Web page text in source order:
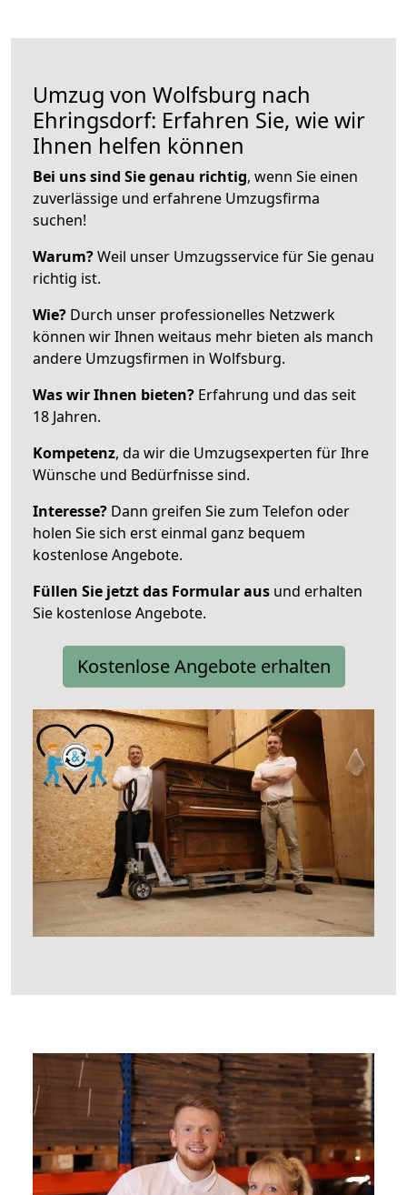
Umzug von Wolfsburg nach
Ehringsdorf: Erfahren Sie, wie wir
Ihnen helfen können
Bei uns sind Sie genau richtig, wenn Sie einen
zuverlässige und erfahrene Umzugsfirma
suchen!
Warum?Weil unser Umzugsservice für Sie genau
richtig ist.
Wie? Durch unser professionelles Netzwerk
können wir Ihnen weitaus mehr bieten als manch
andere Umzugsfirmen in Wolfsburg.
Was wir Ihnen bieten? Erfahrung und das seit
18 Jahren.
Kompetenz, da wir die Umzugsexperten für Ihre
Wünsche und Bedürfnisse sind.
Interesse? Dann greifen Sie zum Telefon oder
holen Sie sich erst einmal ganz bequem
kostenlose Angebote.
Füllen Sie jetzt das Formular aus und erhalten
Sie kostenlose Angebote.
Kostenlose Angebote erhalten